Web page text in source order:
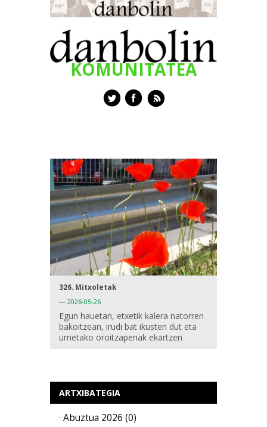
KOMUNITATEA
326. Mitxoletak
— 2026-05-26
Egun hauetan, etxetik kalera natorren
bakoitzean, irudi bat ikusten dut eta
umetako oroitzapenak ekartzen
ARTXIBATEGIA
· Abuztua 2026 (0)